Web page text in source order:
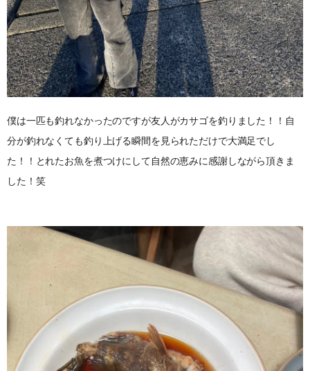
僕は一匹も釣れなかったのですが友人がカサゴを釣りました！！自
分が釣れなくても釣り上げる瞬間を見られただけで大満足でし
た！！とれたお魚を煮つけにして自然の恵みに感謝しながら頂きま
した！笑